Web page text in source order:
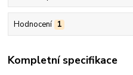
Hodnocení 1
Kompletní specifikace